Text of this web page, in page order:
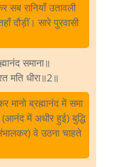
सब रानियाँ उतावली
दौड़ीं। सारे पुरवासी
समाना॥
मति धीरा॥2॥
ब्रह्मानंद में समा
में अधीर हुई) बुद्धि
वे उठना चाहते